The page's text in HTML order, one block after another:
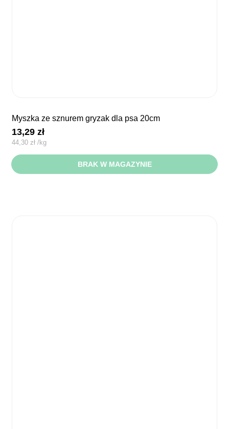
myszka ze sznurem gryzak dla psa 20cm
13,29zł
44,30 zł /kg
BRAK W MAGAZYNIE